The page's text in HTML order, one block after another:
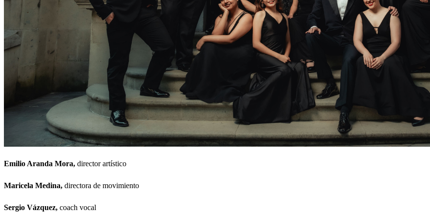
Emilio Aranda Mora, director artístico
Maricela Medina, directora de movimiento
Sergio Vázquez, coach vocal